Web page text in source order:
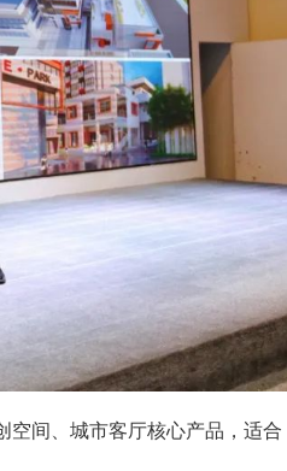
空间、城市客厅核心产品，适合